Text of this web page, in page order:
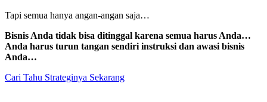
Tapi semua hanya angan-angan saja…
Bisnis Anda tidak bisa ditinggal karena semua harus Anda…
Anda harus turun tangan sendiri instruksi dan awasi bisnis
Anda…
Cari Tahu Strateginya Sekarang